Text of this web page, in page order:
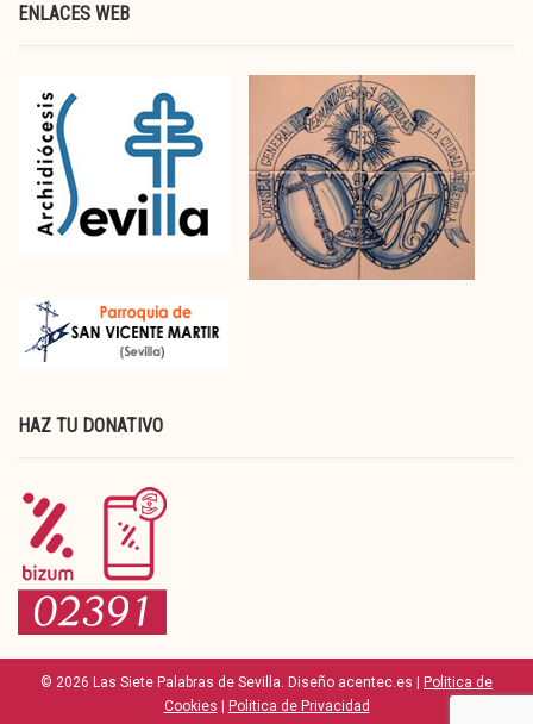
ENLACES WEB
HAZ TU DONATIVO
© 2026 Las Siete Palabras de Sevilla. Diseño acentec.es | Politica de
Cookies | Politica de Privacidad